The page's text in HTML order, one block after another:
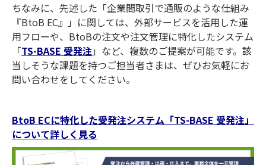
ちなみに、先述した「企業間取引で通販のような仕組み
『BtoB EC』」に関しては、外部サービスを活用した運
用フローや、BtoBの注文や注文管理に特化したシステム
「TS-BASE 受発注」など、複数のご提案が可能です。該
当しそうな課題を持つご担当者さまは、ぜひお気軽にお
問い合わせをしてください。
BtoB ECに特化した受発注システム「TS-BASE 受発注」
について詳しく見る